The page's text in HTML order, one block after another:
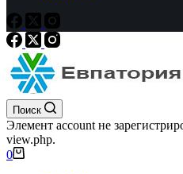
Поиск
Элемент account не
view.php.
0